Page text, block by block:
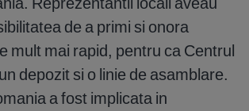
de a primi si onora
mult mai rapid, pentru ca Centrul
depozit si o linie de asamblare.
a fost implicata in